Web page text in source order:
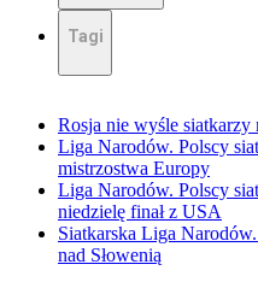
Tagi
Rosja nie wyśle siatkarzy
Liga Narodów. Polscy
mistrzostwa Europy
Liga Narodów. Polscy
niedzielę finał z USA
Siatkarska Liga
nad Słowenią